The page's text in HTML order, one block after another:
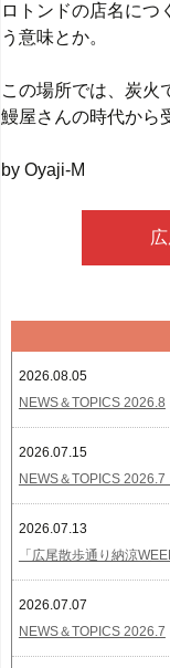
ロトンドの店名につ
う意味とか。
この場所では、炭火
鰻屋さんの時代から
by Oyaji-M
2026.08.05
NEWS＆TOPICS 2026.8
2026.07.15
NEWS＆TOPICS 2026.7
2026.07.13
「広尾散歩通り納涼
2026.07.07
NEWS＆TOPICS 2026.7